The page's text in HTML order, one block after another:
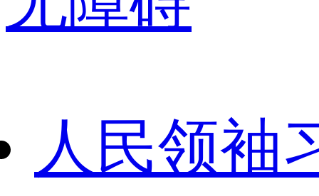
人民领袖